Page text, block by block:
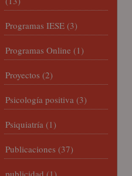
Programas IESE (3)
Programas Online (1)
Proyectos (2)
Psicología positiva (3)
Psiquiatría (1)
Publicaciones (37)
publicidad (1)